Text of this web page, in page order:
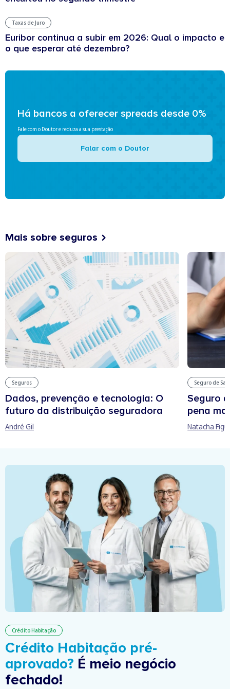
Taxas de Juro
Euribor continua a subir em 2026: Qual o impacto e
o que esperar até dezembro?
Há bancos a oferecer spreads desde 0%
Fale com o Doutor e reduza a sua prestação
Falar com o Doutor
Mais sobre seguros
Seguros
Dados, prevenção e tecnologia: O
futuro da distribuição seguradora
André Gil
Seguro de
Seguro
pena
Natacha
Crédito Habitação
Crédito Habitação pré-
aprovado? É meio negócio
fechado!